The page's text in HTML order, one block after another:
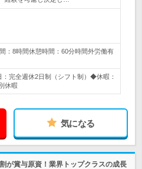
：8時間休憩時間：60分時間外労働有
完全週休2日制（シフト制）◆休暇：
休暇
気になる
が賞与原資！業界トップクラスの成長